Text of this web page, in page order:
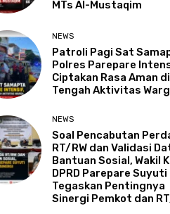
MTs Al-Mustaqim
NEWS
Patroli Pagi Sat
Polres Parepare
Ciptakan Rasa Aman di
Tengah Aktivitas
NEWS
Soal Pencabutan
RT/RW dan Validasi
Bantuan Sosial, Wakil
DPRD Parepare Suyuti
Tegaskan Pentingnya
Sinergi Pemkot dan